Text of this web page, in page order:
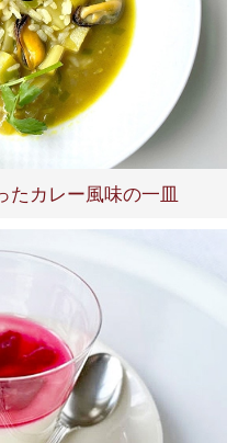
たカレー風味の一皿